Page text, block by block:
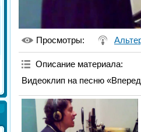
Просмотры:
Описание материала:
Видеоклип на песню